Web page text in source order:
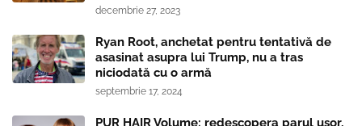
decembrie 27, 2023
Ryan Root, anchetat pentru tentativă de
asasinat asupra lui Trump, nu a tras
niciodată cu o armă
septembrie 17, 2024
PUR HAIR Volume: redescopera parul usor,